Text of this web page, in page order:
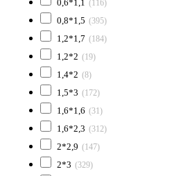
0,6*1,1 (116)
0,8*1,5 (395)
1,2*1,7 (184)
1,2*2 (19)
1,4*2 (8)
1,5*3 (172)
1,6*1,6 (31)
1,6*2,3 (312)
2*2,9 (147)
2*3 (329)